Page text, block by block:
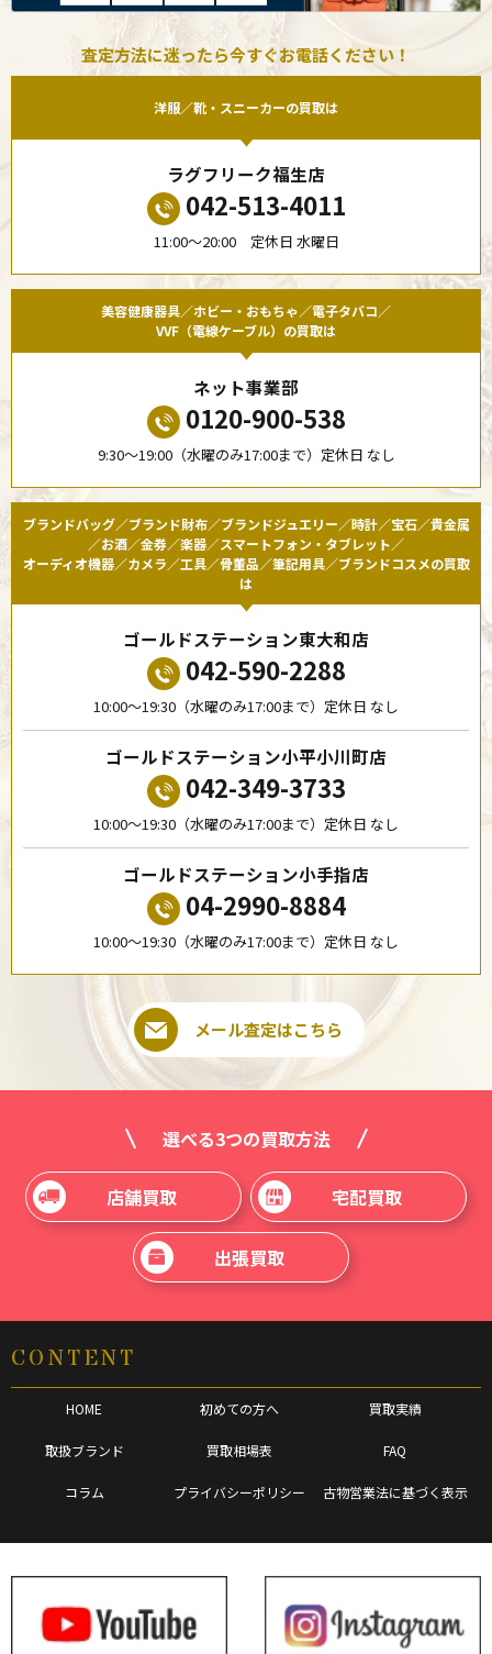
査定方法に迷ったら今すぐお電話ください！
洋服／靴・スニーカーの買取は
ラグフリーク福生店
042-513-4011
11:00〜20:00 定休日 水曜日
美容健康器具／ホビー・おもちゃ／電子タバコ／
VVF（電線ケーブル）の買取は
ネット事業部
0120-900-538
9:30〜19:00（水曜のみ17:00まで）定休日 なし
ブランドバッグ／ブランド財布／ブランドジュエリー／時計／宝石／貴金属
／お酒／金券／楽器／スマートフォン・タブレット／
オーディオ機器／カメラ／工具／骨董品／筆記用具／ブランドコスメの買取
は
ゴールドステーション東大和店
042-590-2288
10:00〜19:30（水曜のみ17:00まで）定休日 なし
ゴールドステーション小平小川町店
042-349-3733
10:00〜19:30（水曜のみ17:00まで）定休日 なし
ゴールドステーション小手指店
04-2990-8884
10:00〜19:30（水曜のみ17:00まで）定休日 なし
メール査定はこちら
選べる3つの買取方法
店舗買取 宅配買取
出張買取
CONTENT
HOME 初めての方へ 買取実績
取扱ブランド 買取相場表 FAQ
コラム プライバシーポリシー 古物営業法に基づく表示